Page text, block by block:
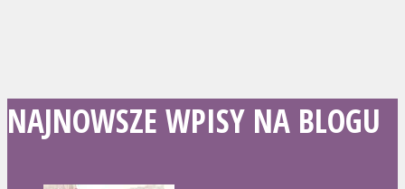
NAJNOWSZE WPISY NA BLOGU